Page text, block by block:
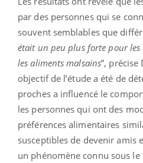
par des personnes qui se
souvent semblables que
était un peu plus forte pour
les aliments malsains”, précise
objectif de l’étude a été de
proches a influencé le
les personnes qui ont des
préférences alimentaires
susceptibles de devenir amis
un phénomène connu sous le